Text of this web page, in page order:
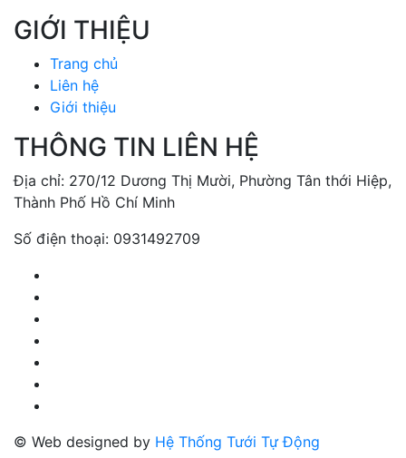
GIỚI THIỆU
Trang chủ
Liên hệ
Giới thiệu
THÔNG TIN LIÊN HỆ
Địa chỉ: 270/12 Dương Thị Mười, Phường Tân thới Hiệp,
Thành Phố Hồ Chí Minh
Số điện thoại: 0931492709
© Web designed by Hệ Thống Tưới Tự Động